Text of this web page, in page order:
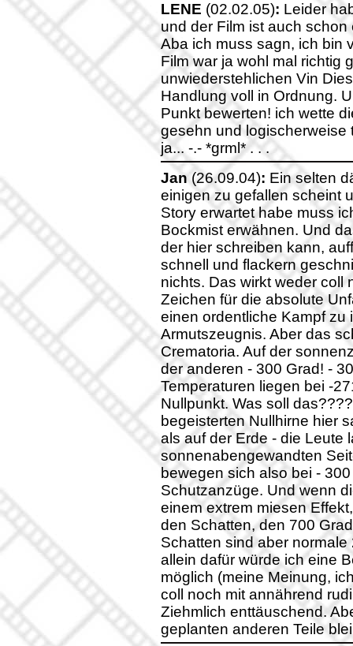
LENE (02.02.05): Leider
und der Film ist auch schon
Aba ich muss sagn, ich bin
Film war ja wohl mal richtig
unwiederstehlichen Vin
Handlung voll in Ordnung.
Punkt bewerten! ich wette
gesehn und logischerweise
ja... -.- *grml* . . .
Jan (26.09.04): Ein selten
einigen zu gefallen scheint
Story erwartet habe muss
Bockmist erwähnen. Und
der hier schreiben kann,
schnell und flackern
nichts. Das wirkt weder coll
Zeichen für die absolute
einen ordentliche Kampf
Armutszeugnis. Aber das
Crematoria. Auf der
der anderen - 300 Grad! -
Temperaturen liegen bei -
Nullpunkt. Was soll
begeisterten Nullhirne hier
als auf der Erde - die Leute
sonnenabengewandten
bewegen sich also bei -
Schutzanzüge. Und wenn
einem extrem miesen
den Schatten, den 700
Schatten sind aber
allein dafür würde ich eine
möglich (meine Meinung,
coll noch mit annährend
Ziehmlich enttäuschend.
geplanten anderen Teile